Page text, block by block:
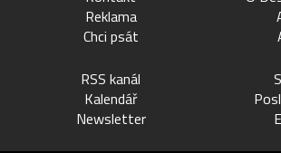
Reklama
Chci psát
RSS kanál
Kalendář
Newsletter